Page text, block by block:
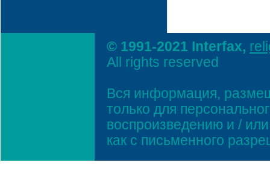
© 1991-2021 Interfax,
All rights reserved
Вся информация,
только для
воспроизведению и /
как с письменного